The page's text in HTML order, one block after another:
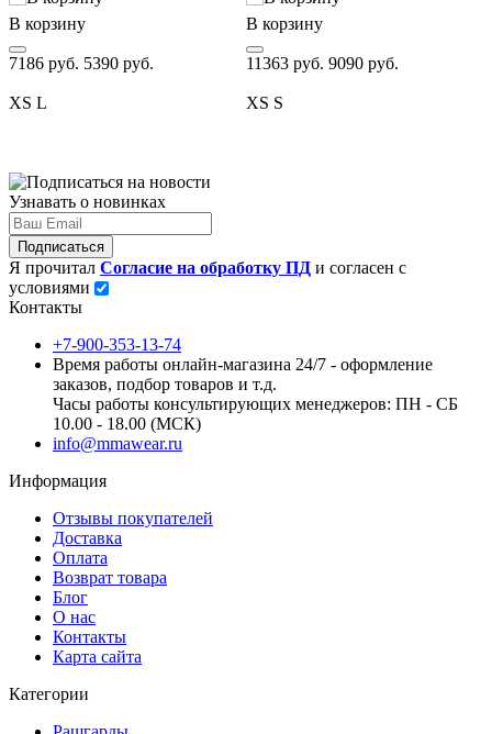
В корзину
7186 руб. 5390 руб.
XS L
В корзину
11363 руб. 9090 руб.
XS S
Узнавать о новинках
Подписаться
Я прочитал Согласие на обработку ПД и согласен с
условиями
Контакты
+7-900-353-13-74
Время работы онлайн-магазина 24/7 - оформление
заказов, подбор товаров и т.д.
Часы работы консультирующих менеджеров: ПН - СБ
10.00 - 18.00 (МСК)
info@mmawear.ru
Информация
Отзывы покупателей
Доставка
Оплата
Возврат товара
Блог
О нас
Контакты
Карта сайта
Категории